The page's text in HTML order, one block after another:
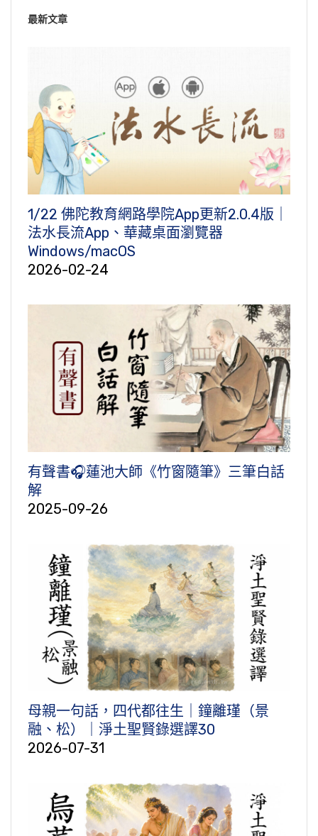
最新文章
1/22 佛陀教育網路學院App更新2.0.4版｜
法水長流App、華藏桌面瀏覽器
Windows/macOS
2026-02-24
有聲書🎧蓮池大師《竹窗隨筆》三筆白話
解
2025-09-26
母親一句話，四代都往生｜鐘離瑾（景
融、松）｜淨土聖賢錄選譯30
2026-07-31